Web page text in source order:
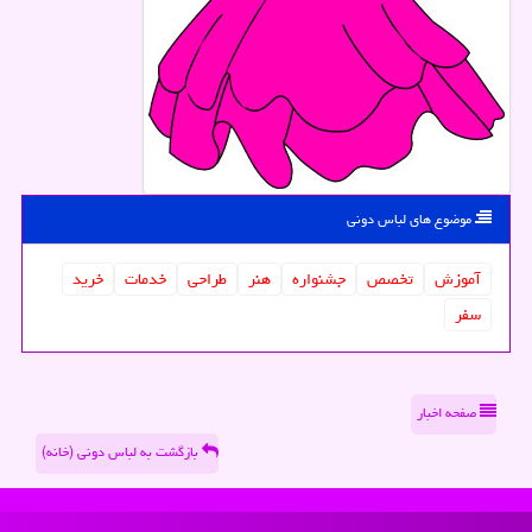
موضوع های لباس دونی
آموزش تخصص جشنواره هنر طراحی خدمات
خرید
سفر
صفحه اخبار
بازگشت به لباس دونی (خانه)